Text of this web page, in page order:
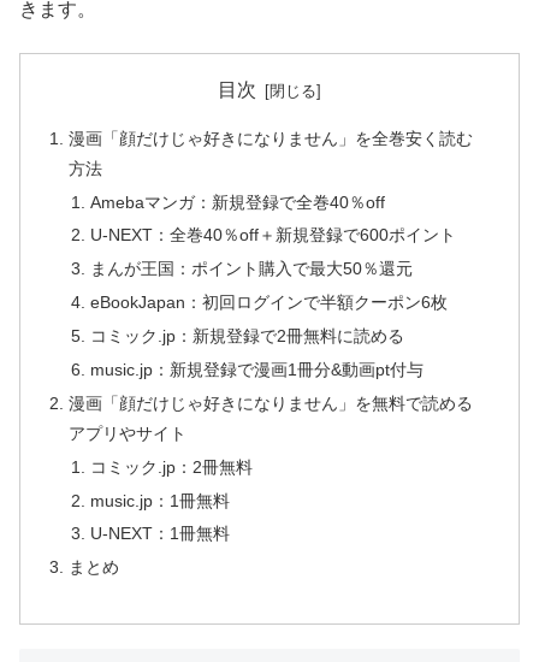
きます。
目次
漫画「顔だけじゃ好きになりません」を全巻安く読む
方法
Amebaマンガ：新規登録で全巻40％off
U-NEXT：全巻40％off＋新規登録で600ポイント
まんが王国：ポイント購入で最大50％還元
eBookJapan：初回ログインで半額クーポン6枚
コミック.jp：新規登録で2冊無料に読める
music.jp：新規登録で漫画1冊分&動画pt付与
漫画「顔だけじゃ好きになりません」を無料で読める
アプリやサイト
コミック.jp：2冊無料
music.jp：1冊無料
U-NEXT：1冊無料
まとめ